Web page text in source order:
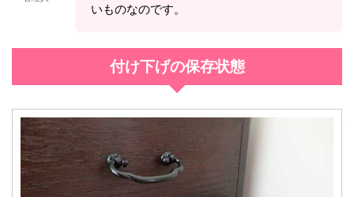
いものなのです。
付け下げの保存状態